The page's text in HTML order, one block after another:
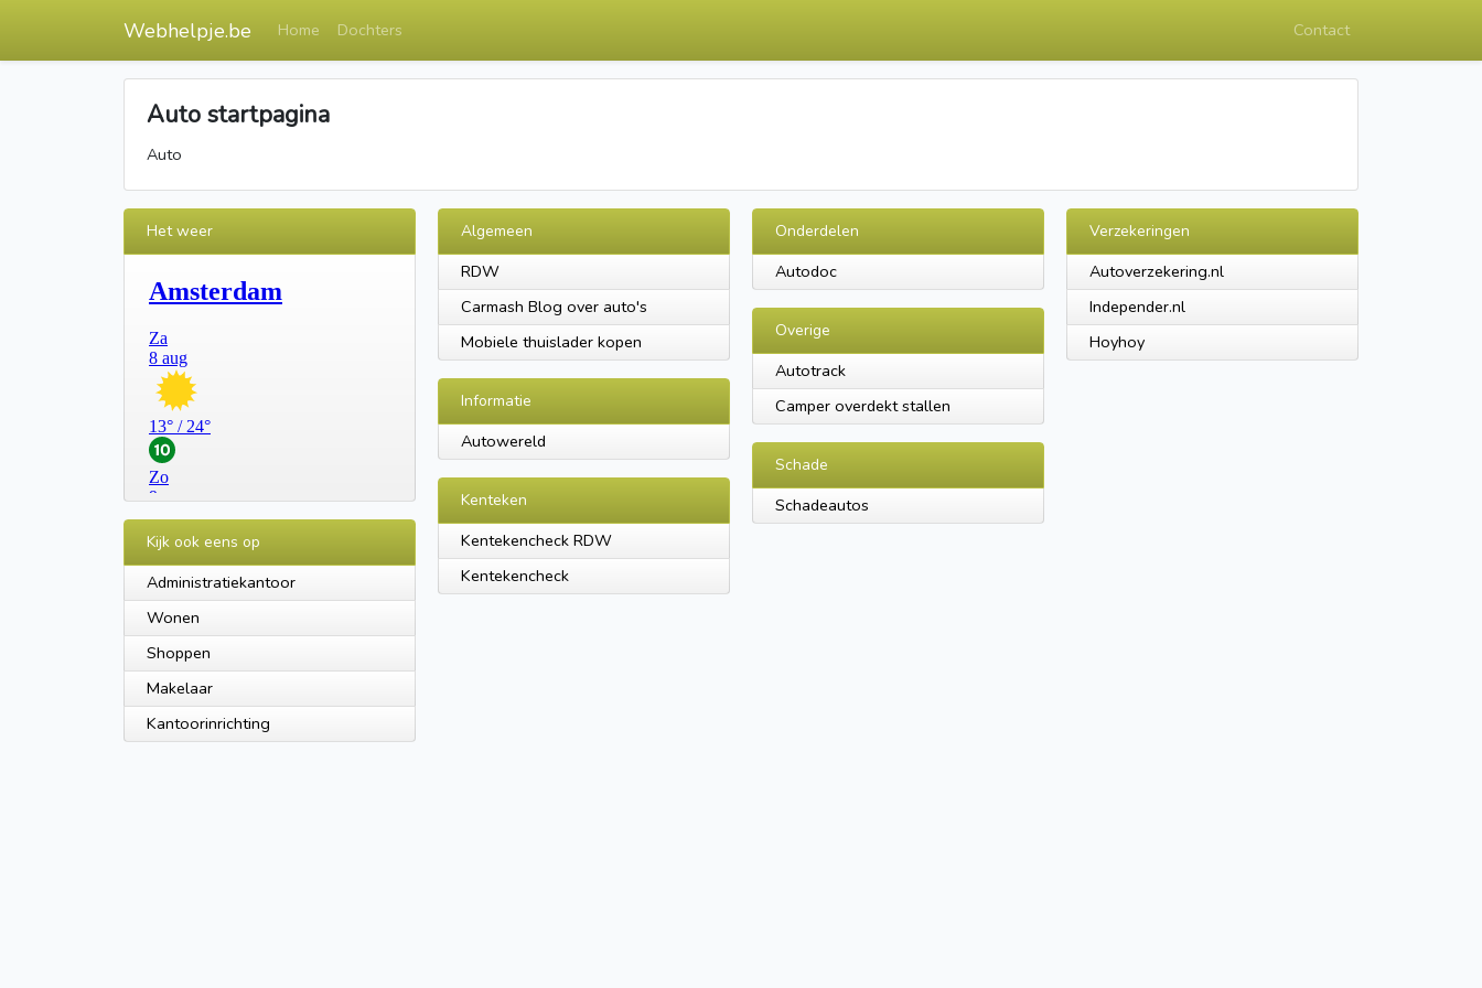
Webhelpje.be Home Dochters Contact
Auto startpagina
Auto
Het weer
Kijk ook eens op
Administratiekantoor
Wonen
Shoppen
Makelaar
Kantoorinrichting
Algemeen
RDW
Carmash Blog over auto's
Mobiele thuislader kopen
Informatie
Autowereld
Kenteken
Kentekencheck RDW
Kentekencheck
Onderdelen
Autodoc
Overige
Autotrack
Camper overdekt stallen
Schade
Schadeautos
Verzekeringen
Autoverzekering.nl
Independer.nl
Hoyhoy